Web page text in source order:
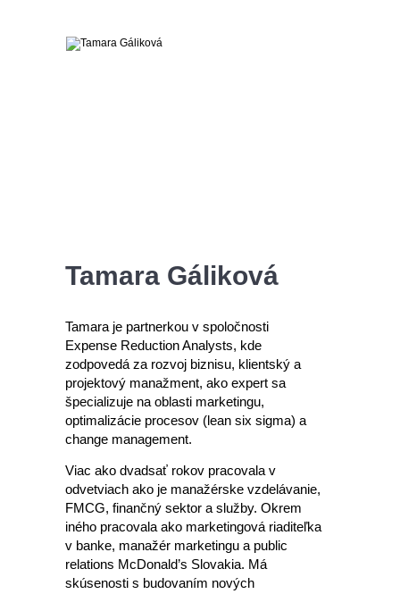
Tamara Gáliková
Tamara je partnerkou v spoločnosti
Expense Reduction Analysts, kde
zodpovedá za rozvoj biznisu, klientský a
projektový manažment, ako expert sa
špecializuje na oblasti marketingu,
optimalizácie procesov (lean six sigma) a
change management.
Viac ako dvadsať rokov pracovala v
odvetviach ako je manažérske vzdelávanie,
FMCG, finančný sektor a služby. Okrem
iného pracovala ako marketingová riaditeľka
v banke, manažér marketingu a public
relations McDonald’s Slovakia. Má
skúsenosti s budovaním nových